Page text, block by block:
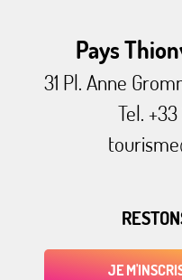
Pays
31 Pl. Anne
Tel.
JE